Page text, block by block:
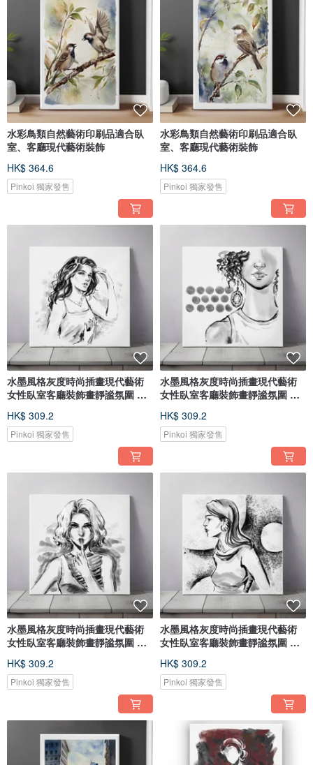
水彩鳥類自然藝術印刷品適合臥
室、客廳現代藝術裝飾
HK$ 364.6
Pinkoi 獨家發售
水彩鳥類自然藝術印刷品適合臥
室、客廳現代藝術裝飾
HK$ 364.6
Pinkoi 獨家發售
水墨風格灰度時尚插畫現代藝術
女性臥室客廳裝飾畫靜謐氛圍 唯
HK$ 309.2
Pinkoi 獨家發售
水墨風格灰度時尚插畫現代藝術
女性臥室客廳裝飾畫靜謐氛圍 唯
HK$ 309.2
Pinkoi 獨家發售
水墨風格灰度時尚插畫現代藝術
女性臥室客廳裝飾畫靜謐氛圍 唯
HK$ 309.2
Pinkoi 獨家發售
水墨風格灰度時尚插畫現代藝術
女性臥室客廳裝飾畫靜謐氛圍 唯
HK$ 309.2
Pinkoi 獨家發售